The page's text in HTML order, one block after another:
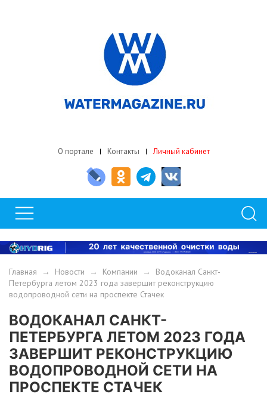
О портале Контакты Личный кабинет
Главная → Новости → Компании → Водоканал Санкт-
Петербурга летом 2023 года завершит реконструкцию
водопроводной сети на проспекте Стачек
ВОДОКАНАЛ САНКТ-
ПЕТЕРБУРГА ЛЕТОМ 2023 ГОДА
ЗАВЕРШИТ РЕКОНСТРУКЦИЮ
ВОДОПРОВОДНОЙ СЕТИ НА
ПРОСПЕКТЕ СТАЧЕК